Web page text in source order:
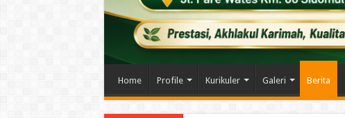
Home Profile Kurikuler Galeri Berita